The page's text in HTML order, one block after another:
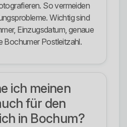
So vermeiden
Wichtig sind
Einzugsdatum, genaue
Bochumer Postleitzahl.
ich meinen
für den
in Bochum?